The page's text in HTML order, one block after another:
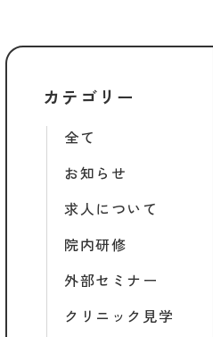
カテゴリー
全て
お知らせ
求人について
院内研修
外部セミナー
クリニック見学